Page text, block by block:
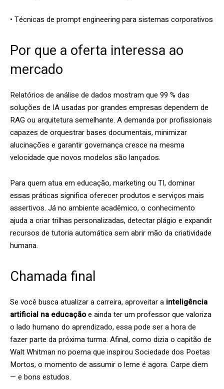
• Técnicas de prompt engineering para sistemas corporativos
Por que a oferta interessa ao
mercado
Relatórios de análise de dados mostram que 99 % das
soluções de IA usadas por grandes empresas dependem de
RAG ou arquitetura semelhante. A demanda por profissionais
capazes de orquestrar bases documentais, minimizar
alucinações e garantir governança cresce na mesma
velocidade que novos modelos são lançados.
Para quem atua em educação, marketing ou TI, dominar
essas práticas significa oferecer produtos e serviços mais
assertivos. Já no ambiente acadêmico, o conhecimento
ajuda a criar trilhas personalizadas, detectar plágio e expandir
recursos de tutoria automática sem abrir mão da criatividade
humana.
Chamada final
Se você busca atualizar a carreira, aproveitar a inteligência
artificial na educaçãoe ainda ter um professor que valoriza
o lado humano do aprendizado, essa pode ser a hora de
fazer parte da próxima turma. Afinal, como dizia o capitão de
Walt Whitman no poema que inspirou Sociedade dos Poetas
Mortos, o momento de assumir o leme é agora. Carpe diem
— e bons estudos.